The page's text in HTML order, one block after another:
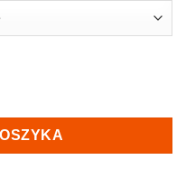
rzepki (K-02)